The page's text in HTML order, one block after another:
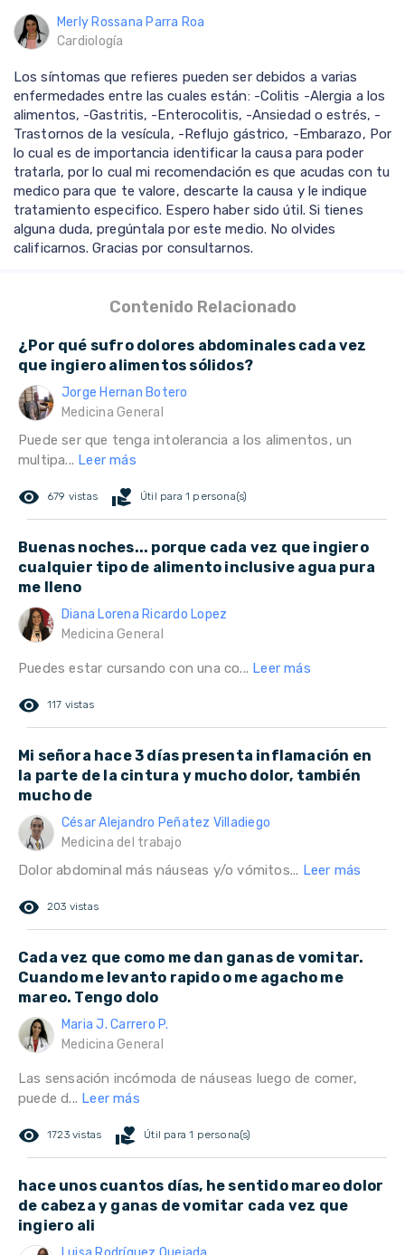
Merly Rossana Parra Roa
Cardiología
Los síntomas que refieres pueden ser debidos a varias
enfermedades entre las cuales están: -Colitis -Alergia a los
alimentos, -Gastritis, -Enterocolitis, -Ansiedad o estrés, -
Trastornos de la vesícula, -Reflujo gástrico, -Embarazo, Por
lo cual es de importancia identificar la causa para poder
tratarla, por lo cual mi recomendación es que acudas con tu
medico para que te valore, descarte la causa y le indique
tratamiento especifico. Espero haber sido útil. Si tienes
alguna duda, pregúntala por este medio. No olvides
calificarnos. Gracias por consultarnos.
Contenido Relacionado
¿Por qué sufro dolores abdominales cada vez
que ingiero alimentos sólidos?
Jorge Hernan Botero
Medicina General
Puede ser que tenga intolerancia a los alimentos, un
multipa... Leer más
remove_red_eye 679 vistas volunteer_activism Útil para 1 persona(s)
Buenas noches... porque cada vez que ingiero
cualquier tipo de alimento inclusive agua pura
me lleno
Diana Lorena Ricardo Lopez
Medicina General
Puedes estar cursando con una co... Leer más
remove_red_eye 117 vistas
Mi señora hace 3 días presenta inflamación en
la parte de la cintura y mucho dolor, también
mucho de
César Alejandro Peñatez Villadiego
Medicina del trabajo
Dolor abdominal más náuseas y/o vómitos... Leer más
remove_red_eye 203 vistas
Cada vez que como me dan ganas de vomitar.
Cuando me levanto rapido o me agacho me
mareo. Tengo dolo
Maria J. Carrero P.
Medicina General
Las sensación incómoda de náuseas luego de comer,
puede d... Leer más
remove_red_eye 1723 vistas volunteer_activism Útil para 1 persona(s)
hace unos cuantos días, he sentido mareo dolor
de cabeza y ganas de vomitar cada vez que
ingiero ali